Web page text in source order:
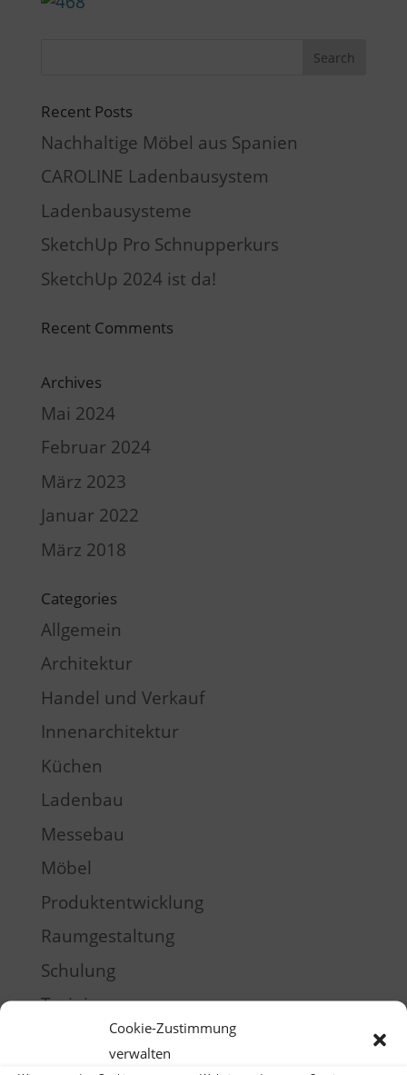
Cookie-Zustimmung
verwalten
Recent Posts
Nachhaltige Möbel aus Spanien
CAROLINE Ladenbausystem
Ladenbausysteme
SketchUp Pro Schnupperkurs
SketchUp 2024 ist da!
Recent Comments
Archives
Mai 2024
Februar 2024
März 2023
Januar 2022
März 2018
Categories
Allgemein
Architektur
Handel und Verkauf
Innenarchitektur
Küchen
Ladenbau
Messebau
Möbel
Produktentwicklung
Raumgestaltung
Schulung
Training